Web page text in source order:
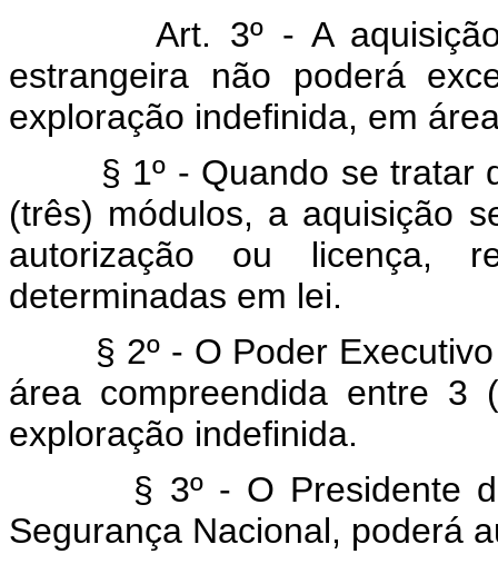
Art. 3º - A
estrangeira não poderá
exploração indefinida, em
§ 1º - Quando se tratar
(três) módulos, a aquisição
autorização ou licença,
determinadas em lei.
§ 2º - O Poder
área compreendida entre 3
exploração indefinida.
§ 3º - O Presidente
Segurança Nacional, poderá